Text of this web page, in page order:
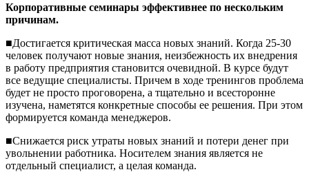
Корпоративные семинары эффективнее по нескольким
причинам.
■Достигается критическая масса новых знаний. Когда 25-30
человек получают новые знания, неизбежность их внедрения
в работу предприятия становится очевидной. В курсе будут
все ведущие специалисты. Причем в ходе тренингов проблема
будет не просто проговорена, а тщательно и всесторонне
изучена, наметятся конкретные способы ее решения. При этом
формируется команда менеджеров.
■Снижается риск утраты новых знаний и потери денег при
увольнении работника. Носителем знания является не
отдельный специалист, а целая команда.